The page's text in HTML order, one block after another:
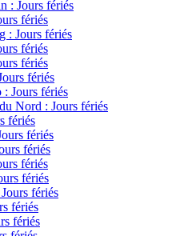
: Jours fériés
fériés
: Jours fériés
fériés
fériés
fériés
Jours fériés
Nord : Jours fériés
fériés
fériés
fériés
fériés
fériés
fériés
fériés
fériés